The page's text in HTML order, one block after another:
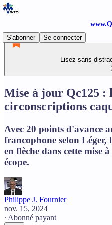
S'abonner
Se connecter
Lisez sans
Mise à jour Qc125 :
circonscriptions
Avec 20 points d'avance
francophone selon Léger,
en flèche dans cette mise
écope.
Philippe J. Fournier
nov. 15, 2024
∙ Abonné payant